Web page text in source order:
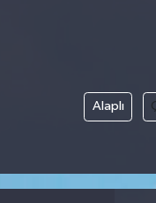
Alaplı